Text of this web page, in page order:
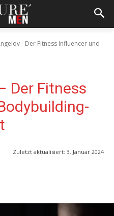
- Der Fitness Influencer und
Der Fitness
Zuletzt aktualisiert: 3. Januar 2024